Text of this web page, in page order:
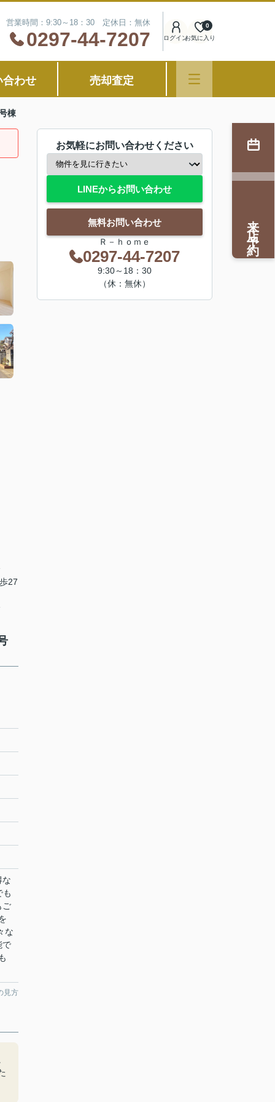
営業時間：9:30～18：30 定休日：無休
0297-44-7207 ログインお気に入り
0
合わせ 売却査定
棟
27
な
も
ご
な
で
見方
お気軽にお問い合わせください
LINEからお問い合わせ
無料お問い合わせ
Ｒ－ｈｏｍｅ
0297-44-7207
9:30～18：30
（休：無休）
来店予約